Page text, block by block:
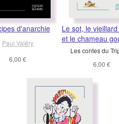
d'anarchie
Paul Valéry
6,00 €
Le sot, le
et le chameau
Les contes du
6,00 €